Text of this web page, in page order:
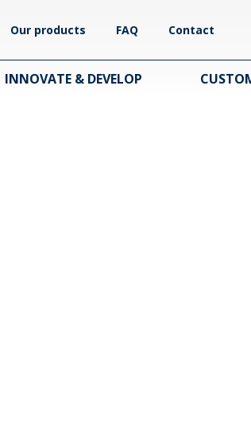
Our products FAQ Contact
INNOVATE & DEVELOP